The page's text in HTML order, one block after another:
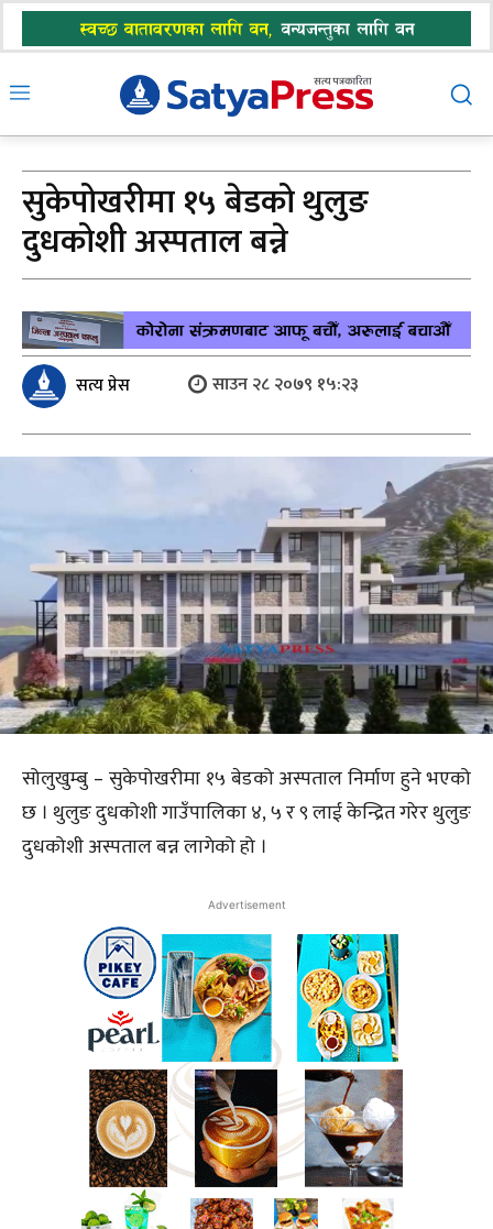
सुकेपोखरीमा १५ बेडको थुलुङ
दुधकोशी अस्पताल बन्ने
सत्य प्रेस साउन २८ २०७९ १५:२३
सोलुखुम्बु – सुकेपोखरीमा १५ बेडको अस्पताल निर्माण हुने भएको
छ । थुलुङ दुधकोशी गाउँपालिका ४, ५ र ९ लाई केन्द्रित गरेर थुलुङ
दुधकोशी अस्पताल बन्न लागेको हो ।
Advertisement